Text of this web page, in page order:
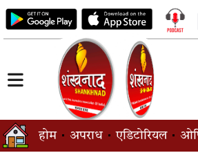
होम अपराध एडिटोरियल